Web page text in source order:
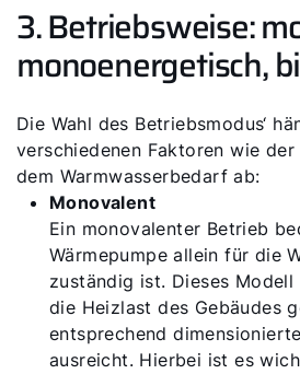
3. Betriebsweise:
monoenergetisch,
Die Wahl des Betriebsmodus‘
verschiedenen Faktoren wie
dem Warmwasserbedarf ab:
Monovalent
Ein monovalenter Betrieb
Wärmepumpe allein für die
zuständig ist. Dieses
die Heizlast des Gebäudes
entsprechend
ausreicht. Hierbei ist es